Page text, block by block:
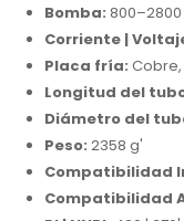
Bomba:
Corriente |
Placa fría:
Longitud del
Diámetro del
Peso: 2358 g'
Compatibilidad
Compatibilidad